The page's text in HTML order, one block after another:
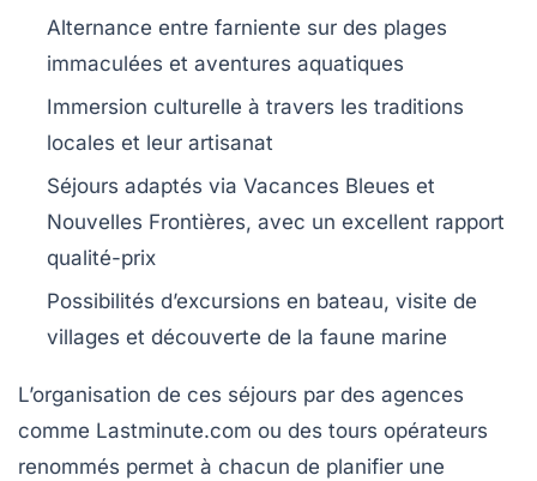
Alternance entre farniente sur des plages
immaculées et aventures aquatiques
Immersion culturelle à travers les traditions
locales et leur artisanat
Séjours adaptés via Vacances Bleues et
Nouvelles Frontières, avec un excellent rapport
qualité-prix
Possibilités d’excursions en bateau, visite de
villages et découverte de la faune marine
L’organisation de ces séjours par des agences
comme Lastminute.com ou des tours opérateurs
renommés permet à chacun de planifier une